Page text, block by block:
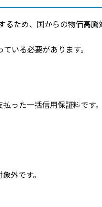
ため、国からの物価高
いる必要があります。
った一括信用保証料です。
外です。